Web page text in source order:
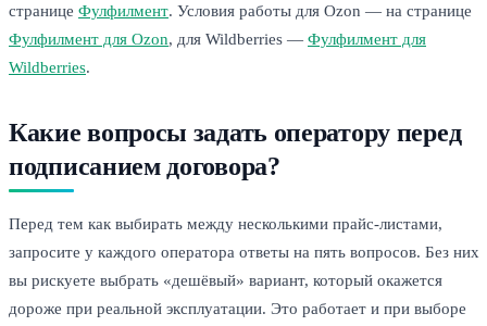
странице Фулфилмент. Условия работы для Ozon — на странице
Фулфилмент для Ozon, для Wildberries — Фулфилмент для
Wildberries.
Какие вопросы задать оператору перед
подписанием договора?
Перед тем как выбирать между несколькими прайс-листами,
запросите у каждого оператора ответы на пять вопросов. Без них
вы рискуете выбрать «дешёвый» вариант, который окажется
дороже при реальной эксплуатации. Это работает и при выборе